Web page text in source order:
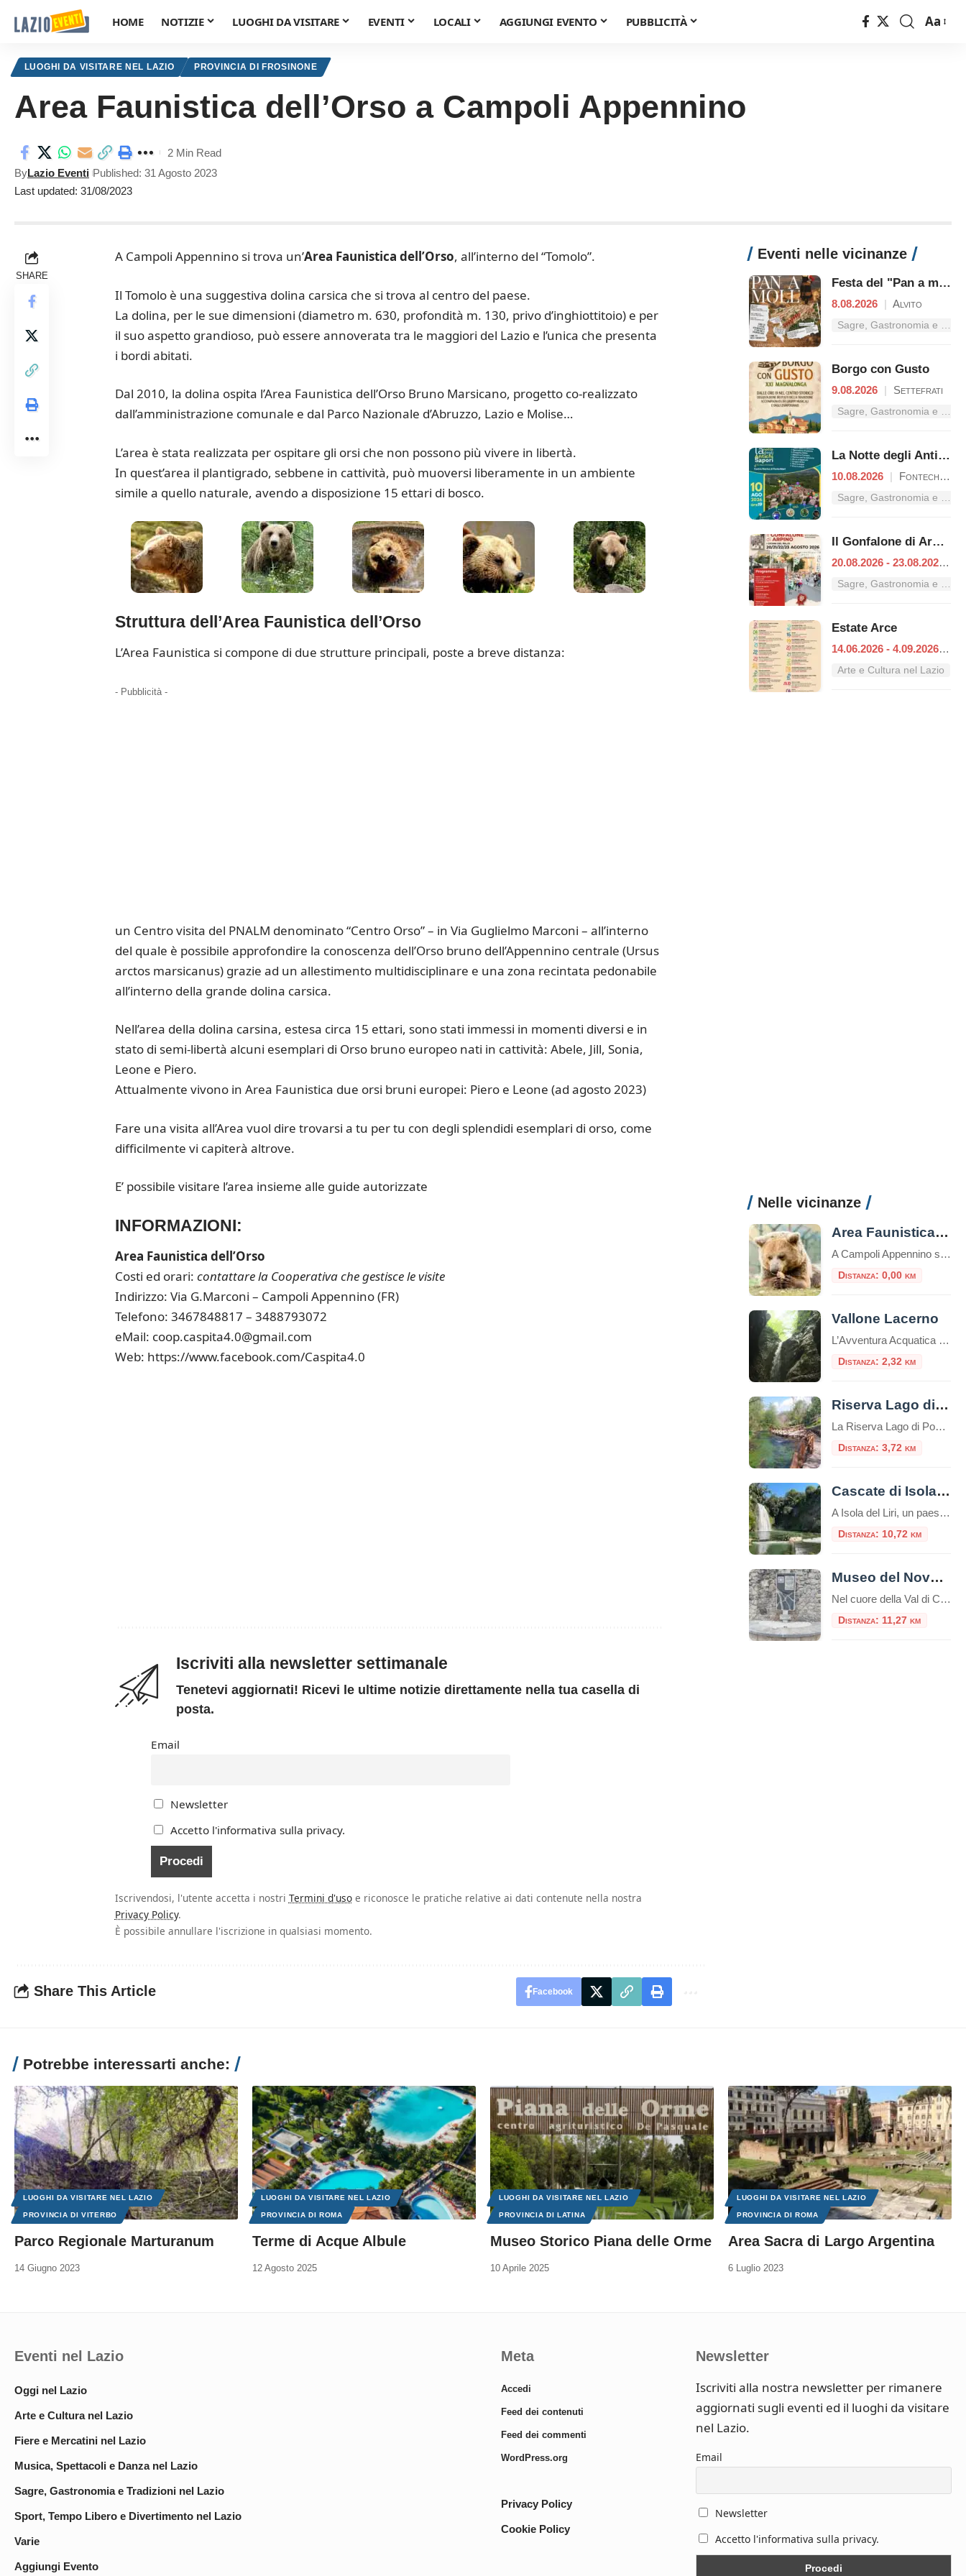
HOME NOTIZIE LUOGHI DA VISITARE EVENTI LOCALI AGGIUNGI EVENTO PUBBLICITÀ
Font
Aa
LUOGHI DA VISITARE NEL LAZIO PROVINCIA DI FROSINONE
Area Faunistica dell’Orso a Campoli Appennino
Last updated: 31/08/2023
ByLazio Eventi Published: 31 Agosto 2023
2 Min Read
SHARE
A Campoli Appennino si trova un’Area Faunistica dell’Orso, all’interno del “Tomolo”.
Il Tomolo è una suggestiva dolina carsica che si trova al centro del paese.
La dolina, per le sue dimensioni (diametro m. 630, profondità m. 130, privo d’inghiottitoio) e per
il suo aspetto grandioso, può essere annoverata tra le maggiori del Lazio e l’unica che presenta
i bordi abitati.
Dal 2010, la dolina ospita l’Area Faunistica dell’Orso Bruno Marsicano, progetto co-realizzato
dall’amministrazione comunale e dal Parco Nazionale d’Abruzzo, Lazio e Molise…
L’area è stata realizzata per ospitare gli orsi che non possono più vivere in libertà.
In quest’area il plantigrado, sebbene in cattività, può muoversi liberamente in un ambiente
simile a quello naturale, avendo a disposizione 15 ettari di bosco.
Struttura dell’Area Faunistica dell’Orso
L’Area Faunistica si compone di due strutture principali, poste a breve distanza:
- Pubblicità -
un Centro visita del PNALM denominato “Centro Orso” – in Via Guglielmo Marconi – all’interno
del quale è possibile approfondire la conoscenza dell’Orso bruno dell’Appennino centrale (Ursus
arctos marsicanus) grazie ad un allestimento multidisciplinare e una zona recintata pedonabile
all’interno della grande dolina carsica.
Nell’area della dolina carsina, estesa circa 15 ettari, sono stati immessi in momenti diversi e in
stato di semi-libertà alcuni esemplari di Orso bruno europeo nati in cattività: Abele, Jill, Sonia,
Leone e Piero.
Attualmente vivono in Area Faunistica due orsi bruni europei: Piero e Leone (ad agosto 2023)
Fare una visita all’Area vuol dire trovarsi a tu per tu con degli splendidi esemplari di orso, come
difficilmente vi capiterà altrove.
E’ possibile visitare l’area insieme alle guide autorizzate
INFORMAZIONI:
Area Faunistica dell’Orso
Costi ed orari: contattare la Cooperativa che gestisce le visite
Indirizzo: Via G.Marconi – Campoli Appennino (FR)
Telefono: 3467848817 – 3488793072
eMail: coop.caspita4.0@gmail.com
Web: https://www.facebook.com/Caspita4.0
Iscriviti alla newsletter settimanale
Tenetevi aggiornati! Ricevi le ultime notizie direttamente nella tua casella di
posta.
Email
Newsletter
Accetto l'informativa sulla privacy.
Iscrivendosi, l'utente accetta i nostri Termini d'usoe riconosce le pratiche relative ai dati contenute nella nostra
Privacy Policy.
È possibile annullare l'iscrizione in qualsiasi momento.
Share This Article Facebook
Eventi nelle vicinanze
Festa del "Pan a moll"
8.08.2026 | Alvito
Sagre, Gastronomia e Tradizioni nel Lazio
Borgo con Gusto
9.08.2026 | Settefrati
Sagre, Gastronomia e Tradizioni nel Lazio
La Notte degli Antichi Sapori
10.08.2026 | Fontechiari
Sagre, Gastronomia e Tradizioni nel Lazio
Il Gonfalone di Arpino
20.08.2026 - 23.08.2026
Sagre, Gastronomia e Tradizioni nel Lazio
Estate Arce
14.06.2026 - 4.09.2026
|
Arte e Cultura nel Lazio
Nelle vicinanze
Area Faunistica dell’Orso a Campoli Appennino
A Campoli Appennino si trova un’Area Faunistica dell’Orso, all’interno del “Tomolo”. Il Tomolo è una suggestiva dolina carsica che si trova al centro del paese.La dolina, per le sue dimensioni (diametro m. 630, profondità m. 130, privo d’inghiottitoio) e per il suo aspetto grandioso, può essere annoverata tra le maggiori del Lazio e l’unica che […]
Distanza: 0,00 km
Vallone Lacerno
L’Avventura Acquatica nel Canyon Segreto della Ciociaria A pochi passi dal pittoresco borgo di Campoli Appennino (Frosinone), celebre come il “Paese dell’Orso e del Tartufo”, si cela uno degli spettacoli naturali più emozionanti del Lazio: il Vallone Lacerno. Questa profonda fenditura carsica, incastonata nella fascia di protezione esterna del Parco Nazionale d’Abruzzo, Lazio e Molise […]
Distanza: 2,32 km
Riserva Lago di Posta Fibreno
La Riserva Lago di Posta Fibreno, o semplicemente Lago di Posta Fibreno, è una riserva naturale situata nella regione del Lazio, in Italia. Si trova nelle vicinanze del comune di Posta Fibreno, nella provincia di Frosinone. Il lago è di origine carsica e si estende su una superficie di circa 0,3 chilometri quadrati.È alimentato da […]
Distanza: 3,72 km
Cascate di Isola del Liri
A Isola del Liri, un paese in provincia di Frosinone, il fiume Liri forma due cascate: la Cascata Grande e la Cascata del Valcatoio (o, anticamente, del Gualcatojo).Il fiume Liri, nel centro cittadino, si biforca in due bracci all’altezza del castello Boncompagni – Viscogliosi, formando ciascuno un salto. Il braccio sinistro del fiume alimenta la […]
Distanza: 10,72 km
Museo del Novecento e della Shoah: un viaggio nella memoria
Nel cuore della Val di Comino, incastonato tra le montagne del Basso Lazio e a breve distanza dal Parco Nazionale d’Abruzzo, Lazio e Molise, sorge un luogo che è al contempo un monito, un archivio e un abbraccio: il Museo del Novecento e della Shoah di San Donato Val di Comino. Questo spazio non è […]
Distanza: 11,27 km
Potrebbe interessarti anche:
LUOGHI DA VISITARE NEL LAZIO
PROVINCIA DI VITERBO
Parco Regionale Marturanum
14 Giugno 2023
LUOGHI DA VISITARE NEL LAZIO
PROVINCIA DI ROMA
Terme di Acque Albule
12 Agosto 2025
LUOGHI DA VISITARE NEL LAZIO
PROVINCIA DI LATINA
Museo Storico Piana delle Orme
10 Aprile 2025
LUOGHI DA VISITARE NEL LAZIO
PROVINCIA DI ROMA
Area Sacra di Largo Argentina
6 Luglio 2023
Eventi nel Lazio
Oggi nel Lazio
Arte e Cultura nel Lazio
Fiere e Mercatini nel Lazio
Musica, Spettacoli e Danza nel Lazio
Sagre, Gastronomia e Tradizioni nel Lazio
Sport, Tempo Libero e Divertimento nel Lazio
Varie
Aggiungi Evento
Meta
Accedi
Feed dei contenuti
Feed dei commenti
WordPress.org
Privacy Policy
Cookie Policy
Newsletter
Iscriviti alla nostra newsletter per rimanere
aggiornati sugli eventi ed il luoghi da visitare
nel Lazio.
Email
Newsletter
Accetto l'informativa sulla privacy.